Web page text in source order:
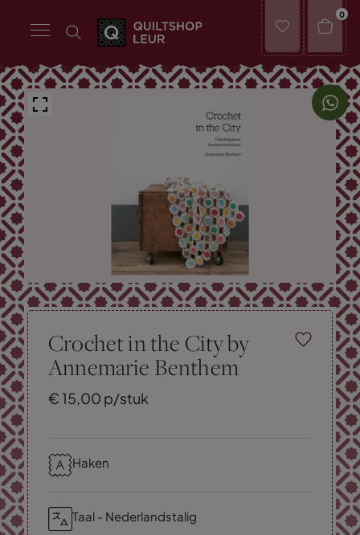
0
Crochet in the City by
Annemarie Benthem
€15,00 p/stuk
Haken
Taal - Nederlandstalig